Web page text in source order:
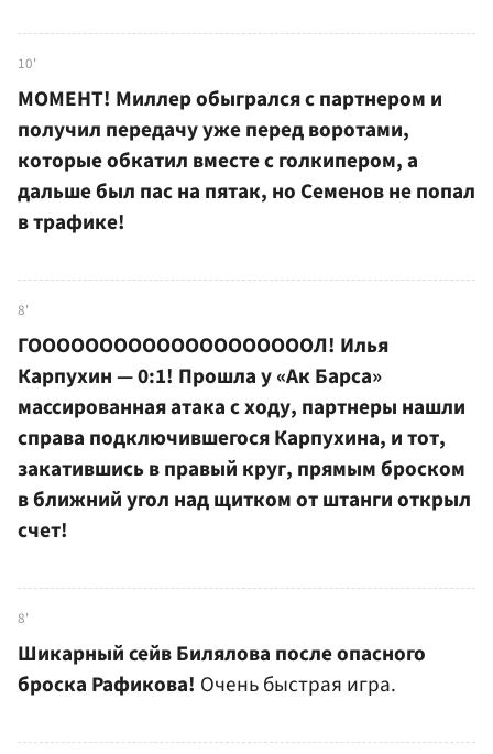
10'
МОМЕНТ! Миллер обыгрался с партнером и
получил передачу уже перед воротами,
которые обкатил вместе с голкипером, а
дальше был пас на пятак, но Семенов не попал
в трафике!
8'
ГООООООООООООООООООООЛ! Илья
Карпухин — 0:1! Прошла у «Ак Барса»
массированная атака с ходу, партнеры нашли
справа подключившегося Карпухина, и тот,
закатившись в правый круг, прямым броском
в ближний угол над щитком от штанги открыл
счет!
8'
Шикарный сейв Билялова после опасного
броска Рафикова! Очень быстрая игра.